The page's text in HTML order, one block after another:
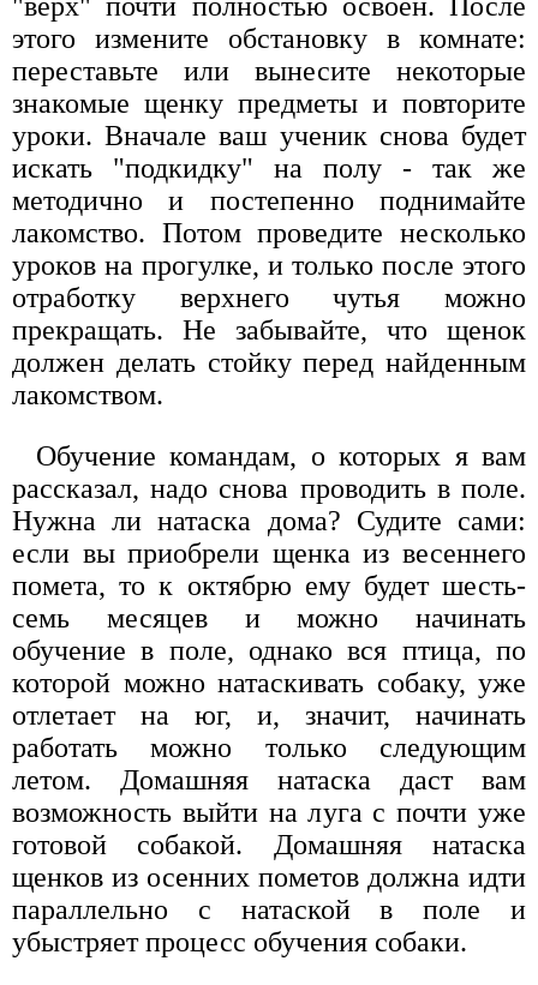
этого измените обстановку в комнате:
переставьте или вынесите некоторые
знакомые щенку предметы и повторите
уроки. Вначале ваш ученик снова будет
искать "подкидку" на полу - так же
методично и постепенно поднимайте
лакомство. Потом проведите несколько
уроков на прогулке, и только после этого
отработку верхнего чутья можно
прекращать. Не забывайте, что щенок
должен делать стойку перед найденным
лакомством.
Обучение командам, о которых я вам
рассказал, надо снова проводить в поле.
Нужна ли натаска дома? Судите сами:
если вы приобрели щенка из весеннего
помета, то к октябрю ему будет шесть-
семь месяцев и можно начинать
обучение в поле, однако вся птица, по
которой можно натаскивать собаку, уже
отлетает на юг, и, значит, начинать
работать можно только следующим
летом. Домашняя натаска даст вам
возможность выйти на луга с почти уже
готовой собакой. Домашняя натаска
щенков из осенних пометов должна идти
параллельно с натаской в поле и
убыстряет процесс обучения собаки.